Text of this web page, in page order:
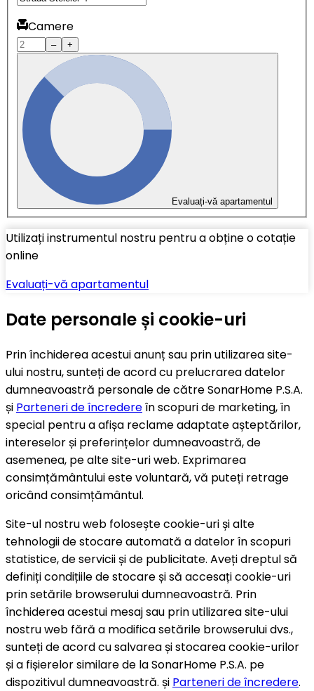
Camere
– +
Evaluați-vă apartamentul
Utilizați instrumentul nostru pentru a obține o cotație
online
Evaluați-vă apartamentul
Date personale și cookie-uri
Prin închiderea acestui anunț sau prin utilizarea site-
ului nostru, sunteți de acord cu prelucrarea datelor
dumneavoastră personale de către SonarHome P.S.A.
și Parteneri de încredereîn scopuri de marketing, în
special pentru a afișa reclame adaptate așteptărilor,
intereselor și preferințelor dumneavoastră, de
asemenea, pe alte site-uri web. Exprimarea
consimțământului este voluntară, vă puteți retrage
oricând consimțământul.
Site-ul nostru web folosește cookie-uri și alte
tehnologii de stocare automată a datelor în scopuri
statistice, de servicii și de publicitate. Aveți dreptul să
definiți condițiile de stocare și să accesați cookie-uri
prin setările browserului dumneavoastră. Prin
închiderea acestui mesaj sau prin utilizarea site-ului
nostru web fără a modifica setările browserului dvs.,
sunteți de acord cu salvarea și stocarea cookie-urilor
și a fișierelor similare de la SonarHome P.S.A. pe
dispozitivul dumneavoastră. și Parteneri de încredere.